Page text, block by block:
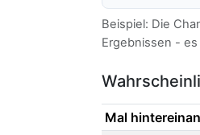
Beispiel: Die
Ergebnissen - es
Mal